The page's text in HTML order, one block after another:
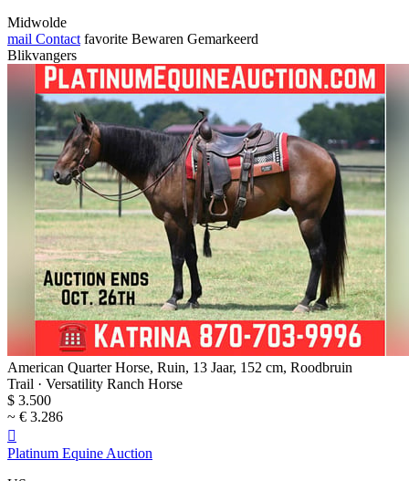
Midwolde
mail Contact favorite Bewaren Gemarkeerd
Blikvangers
American Quarter Horse, Ruin, 13 Jaar, 152 cm, Roodbruin
Trail · Versatility Ranch Horse
$ 3.500
~ € 3.286

Platinum Equine Auction